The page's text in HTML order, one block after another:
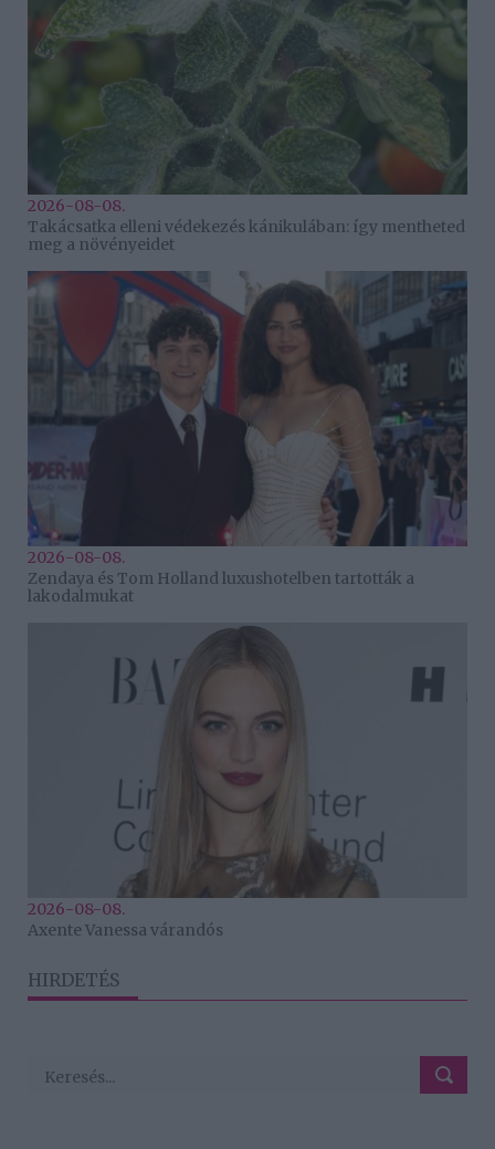
2026-08-08.
Takácsatka elleni védekezés kánikulában: így mentheted
meg a növényeidet
2026-08-08.
Zendaya és Tom Holland luxushotelben tartották a
lakodalmukat
2026-08-08.
Axente Vanessa várandós
HIRDETÉS